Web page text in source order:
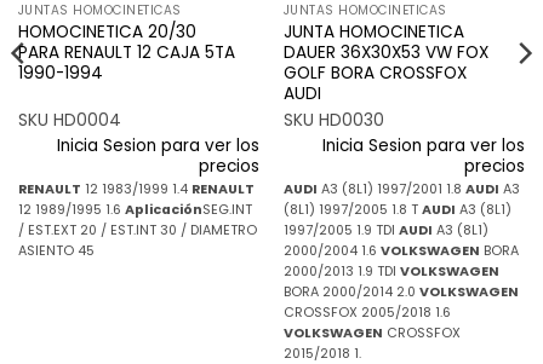
JUNTAS HOMOCINETICAS
HOMOCINETICA 20/30
PARA RENAULT 12 CAJA 5TA
1990-1994
SKU HD0004
Inicia Sesion para ver los
precios
RENAULT 12 1983/1999 1.4 RENAULT
12 1989/1995 1.6 AplicaciónSEG.INT
/ EST.EXT 20 / EST.INT 30 / DIAMETRO
ASIENTO 45
JUNTAS HOMOCINETICAS
JUNTA HOMOCINETICA
DAUER 36X30X53 VW FOX
GOLF BORA CROSSFOX
AUDI
SKU HD0030
Inicia Sesion para ver los
precios
AUDI A3 (8L1) 1997/2001 1.8 AUDI A3
(8L1) 1997/2005 1.8 T AUDI A3 (8L1)
1997/2005 1.9 TDI AUDI A3 (8L1)
2000/2004 1.6 VOLKSWAGEN BORA
2000/2013 1.9 TDI VOLKSWAGEN
BORA 2000/2014 2.0 VOLKSWAGEN
CROSSFOX 2005/2018 1.6
VOLKSWAGEN CROSSFOX
2015/2018 1.